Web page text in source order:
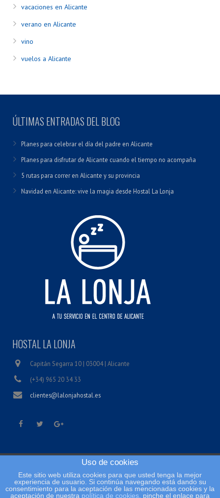
vacaciones en Alicante
verano en Alicante
vino
vuelos a Alicante
ÚLTIMAS ENTRADAS DEL BLOG
Planes para celebrar el día del padre en Alicante
Planes para disfrutar de Alicante cuando el tiempo no acompaña
5 rutas para correr en Alicante y su provincia
Navidad en Alicante: vive la magia desde Hostal La Lonja
HOSTAL LA LONJA
Capitán Segarra 10 | 03004 | Alicante
(+34) 965 20 34 33
clientes@lalonjahostal.es
Condiciones legales
Política de cookies
Uso de cookies
Este sitio web utiliza cookies para que usted tenga la mejor
experiencia de usuario. Si continúa navegando está dando su
consentimiento para la aceptación de las mencionadas cookies y la
aceptación de nuestra política de cookies , pinche el enlace para